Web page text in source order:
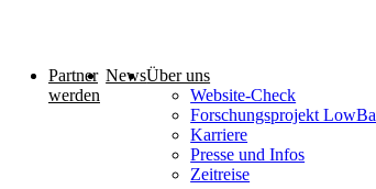
Partner
werden
NewsÜber uns
Website-Check
Forschungsprojekt
Karriere
Presse und Infos
Zeitreise